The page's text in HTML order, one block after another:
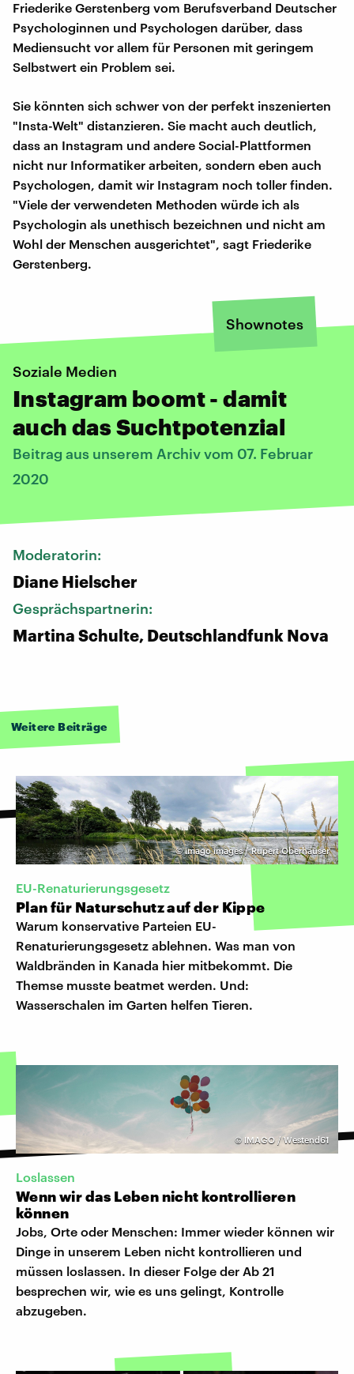
Friederike Gerstenberg vom Berufsverband Deutscher
Psychologinnen und Psychologen darüber, dass
Mediensucht vor allem für Personen mit geringem
Selbstwert ein Problem sei.
Sie könnten sich schwer von der perfekt inszenierten
"Insta-Welt" distanzieren. Sie macht auch deutlich,
dass an Instagram und andere Social-Plattformen
nicht nur Informatiker arbeiten, sondern eben auch
Psychologen, damit wir Instagram noch toller finden.
"Viele der verwendeten Methoden würde ich als
Psychologin als unethisch bezeichnen und nicht am
Wohl der Menschen ausgerichtet", sagt Friederike
Gerstenberg.
Shownotes
Soziale Medien
Instagram boomt - damit
auch das Suchtpotenzial
Beitrag aus unserem Archiv vom 07. Februar
2020
Moderatorin:
Diane Hielscher
Gesprächspartnerin:
Martina Schulte, Deutschlandfunk Nova
Weitere Beiträge
©imago images / Rupert Oberhäuser
EU-Renaturierungsgesetz
Plan für Naturschutz auf der Kippe
Warum konservative Parteien EU-
Renaturierungsgesetz ablehnen. Was man von
Waldbränden in Kanada hier mitbekommt. Die
Themse musste beatmet werden. Und:
Wasserschalen im Garten helfen Tieren.
© IMAGO / Westend61
Loslassen
Wenn wir das Leben nicht kontrollieren
können
Jobs, Orte oder Menschen: Immer wieder können wir
Dinge in unserem Leben nicht kontrollieren und
müssen loslassen. In dieser Folge der Ab 21
besprechen wir, wie es uns gelingt, Kontrolle
abzugeben.